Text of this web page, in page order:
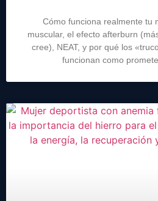
Cómo funciona realmente tu
muscular, el efecto afterburn
cree), NEAT, y por qué los
funcionan como